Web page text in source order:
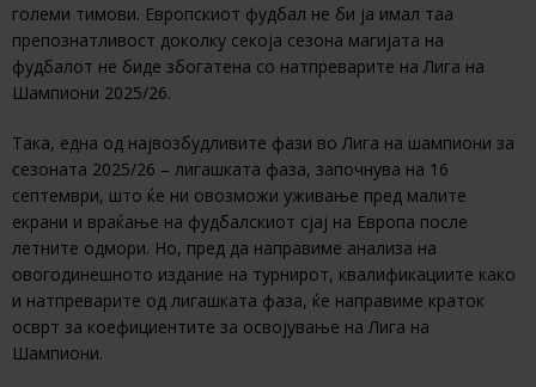
големи тимови. Европскиот фудбал не би ја имал таа
препознатливост доколку секоја сезона магијата на
фудбалот не биде збогатена со натпреварите на Лига на
Шампиони 2025/26.
Така, една од највозбудливите фази во Лига на шампиони за
сезоната 2025/26 – лигашката фаза, започнува на 16
септември, што ќе ни овозможи уживање пред малите
екрани и враќање на фудбалскиот сјај на Европа после
летните одмори. Но, пред да направиме анализа на
овогодинешното издание на турнирот, квалификациите како
и натпреварите од лигашката фаза, ќе направиме краток
осврт за коефициентите за освојување на Лига на
Шампиони.